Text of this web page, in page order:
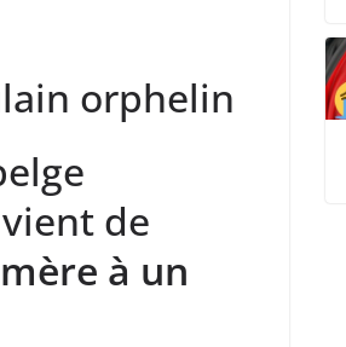
orphelin
de
à un